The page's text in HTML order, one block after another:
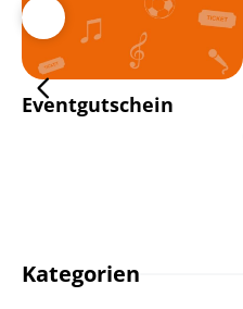
Eventgutschein
Kategorien